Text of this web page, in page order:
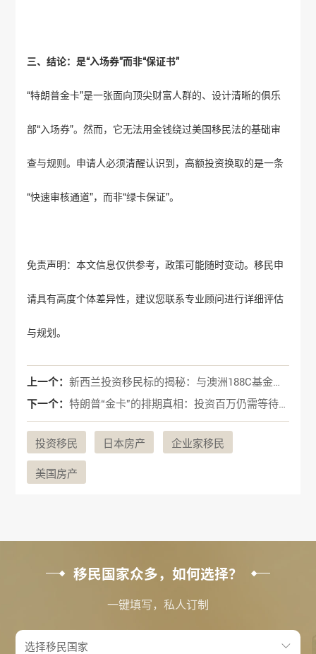
三、结论：是“入场券”而非“保证书”
“特朗普金卡”是一张面向顶尖财富人群的、设计清晰的俱乐
部“入场券”。然而，它无法用金钱绕过美国移民法的基础审
查与规则。申请人必须清醒认识到，高额投资换取的是一条
“快速审核通道”，而非“绿卡保证”。
免责声明：本文信息仅供参考，政策可能随时变动。移民申
请具有高度个体差异性，建议您联系专业顾问进行详细评估
与规划。
上一个：
新西兰投资移民标的揭秘：与澳洲188C基金类似吗？如何选择？
下一个：
特朗普“金卡”的排期真相：投资百万仍需等待数年？
投资移民 日本房产 企业家移民
美国房产
移民国家众多，如何选择？
一键填写，私人订制